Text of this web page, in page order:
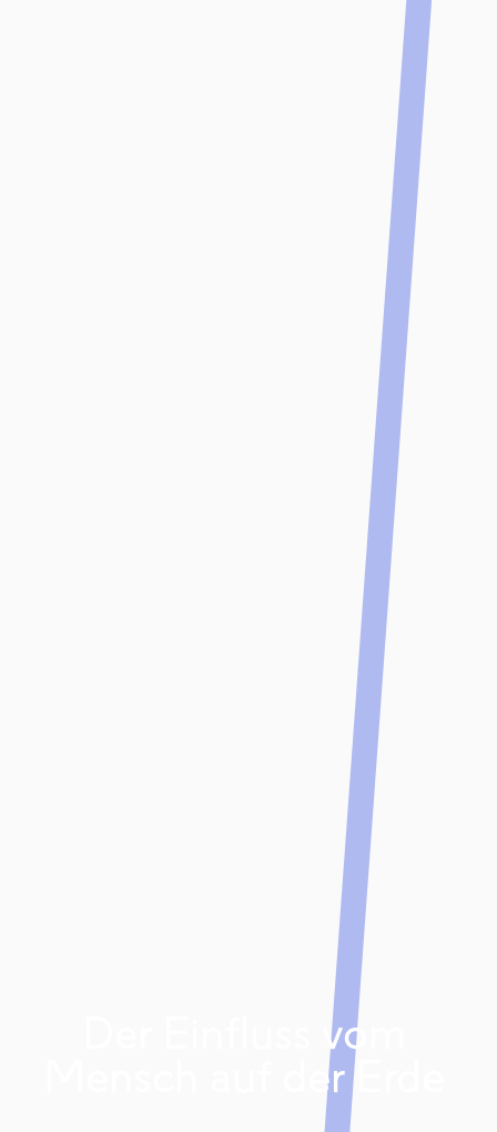
Der Einfluss vom
Mensch auf der Erde